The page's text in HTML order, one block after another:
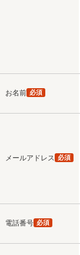
お名前 必須
メールアドレス 必須
電話番号 必須